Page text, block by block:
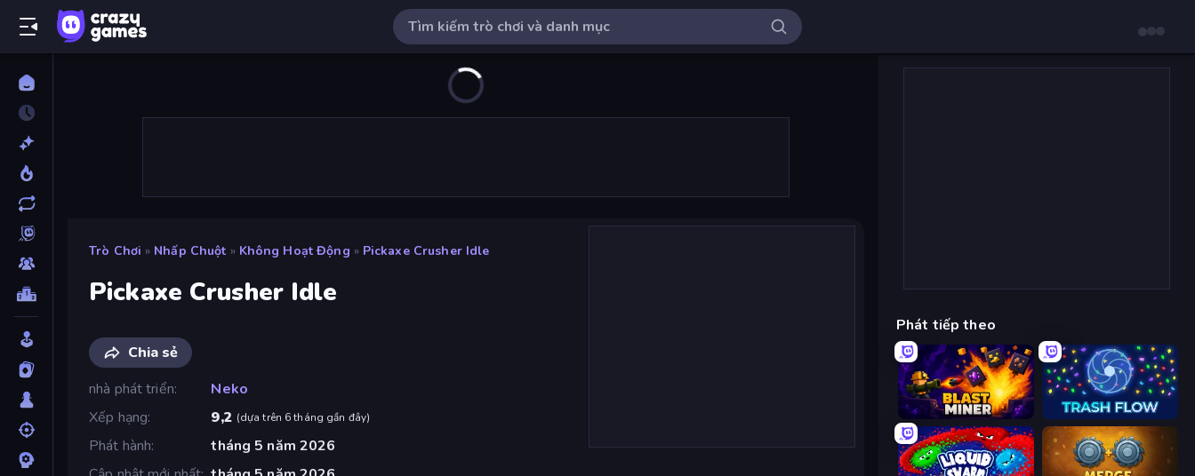
Trò Chơi » Nhấp Chuột » Không Hoạt Động » Pickaxe Crusher Idle
Pickaxe Crusher Idle
Chia sẻ
nhà phát triển
Neko
Xếp hạng
9,2 (dựa trên 6 tháng gần đây)
Phát hành
tháng 5 năm 2026
Phát tiếp theo
Blast Miner Trash Flow